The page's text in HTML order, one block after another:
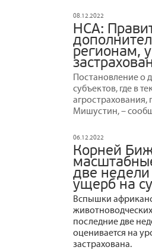
08.12.2022
НСА:
регионам,
Постановление о
субъектов, где в
Мишустин, –
06.12.2022
Корней
две
ущерб на
Вспышки
последние две
оценивается на
застрахована.